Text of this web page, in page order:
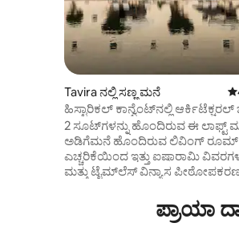
Tavira ನಲ್ಲಿ ಸಣ್ಣ ಮನೆ 5
ಹಿಸ್ಟಾರಿಕಲ್ ಕಾನ್ವೆಂಟ್‌ನಲ್ಲಿ
ತವಿರಾ
2 ಸೂಟ್‌ಗಳನ್ನು ಹೊಂದಿರುವ ಈ ಲಾಫ್ಟ್
ಅಡಿಗೆಮನೆ ಹೊಂದಿರುವ ಲಿವಿಂಗ್ ರೂಮ್
ಎಚ್ಚರಿಕೆಯಿಂದ ಇತ್ತು ಐಷಾರಾಮಿ
ಮತ್ತು ಟೈಮ್‌ಲೆಸ್ ವಿನ್ಯಾಸ
ಭಾವನೆಯನ್ನು ಮೂಡಿಸಲು ಇದನ್ನು
ವೈಯಕ್ತೀಕರಿಸಲಾಗಿದೆ. ಇದು ತವಿರಾ
ಪ್ರಾಯಾ